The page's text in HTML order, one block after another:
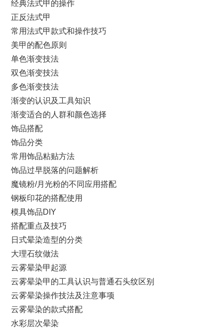
经典法式甲的操作
正反法式甲
常用法式甲款式和操作技巧
美甲的配色原则
单色渐变技法
双色渐变技法
多色渐变技法
渐变的认识及工具知识
渐变适合的人群和颜色选择
饰品搭配
饰品分类
常用饰品粘贴方法
饰品过早脱落的问题解析
魔镜粉/月光粉的不同应用搭配
钢板印花的搭配使用
模具饰品DIY
搭配重点及技巧
日式晕染造型的分类
大理石纹做法
云雾晕染甲起源
云雾晕染甲的工具认识与普通石头纹区别
云雾晕染操作技法及注意事项
云雾晕染的款式搭配
水彩层次晕染